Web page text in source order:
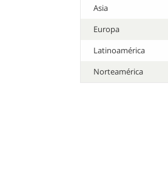
Asia
Europa
Latinoamérica
Norteamérica